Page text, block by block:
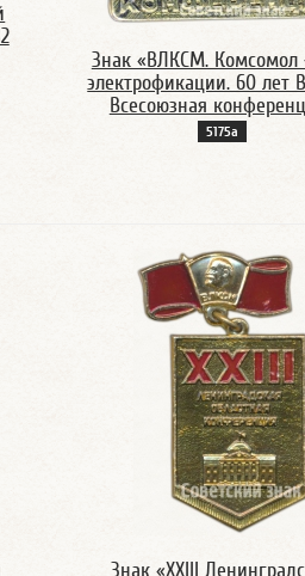
Знак «ВЛКСМ.
электрофикации. 60 лет
Всесоюзная
5175а
Знак «XXIII